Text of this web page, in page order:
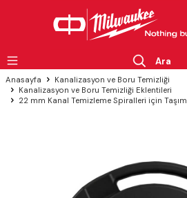
Ara
Anasayfa
Kanalizasyon ve Boru Temizliği
Kanalizasyon ve Boru Temizliği Eklentileri
22 mm Kanal Temizleme Spiralleri için